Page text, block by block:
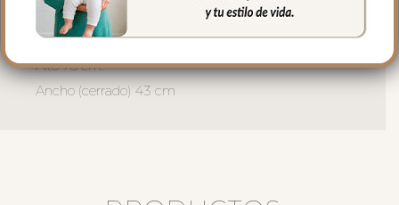
secado al natural.
Medidas:
Alto 78 cm.
Ancho (cerrado) 43 cm